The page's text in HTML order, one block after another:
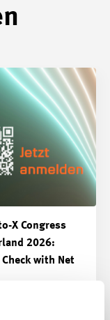
X Congress
2026:
with Net